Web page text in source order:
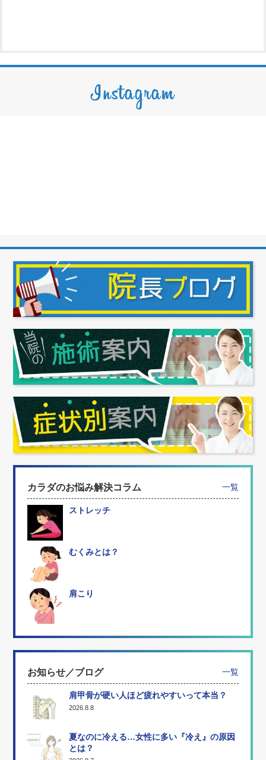
Instagram
カラダのお悩み解決コラム 一覧
ストレッチ
むくみとは？
肩こり
お知らせ／ブログ 一覧
肩甲骨が硬い人ほど疲れやすいって本当？
2026.8.8
夏なのに冷える…女性に多い『冷え』の原因
とは？